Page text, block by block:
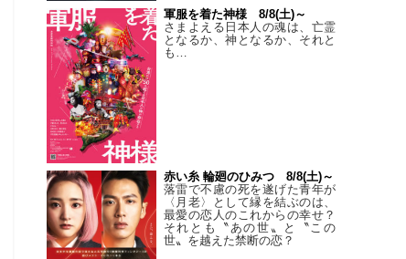
軍服を着た神様 8/8(土)～
さまよえる日本人の魂は、亡霊
となるか、神となるか、それと
も…
赤い糸 輪廻のひみつ 8/8(土)～
落雷で不慮の死を遂げた青年が
〈月老〉として縁を結ぶのは、
最愛の恋人のこれからの幸せ？
それとも〝あの世〟と〝この
世〟を越えた禁断の恋？